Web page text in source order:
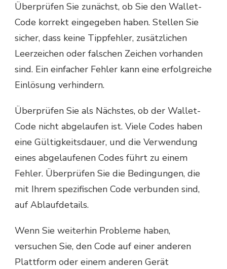
Überprüfen Sie zunächst, ob Sie den Wallet-
Code korrekt eingegeben haben. Stellen Sie
sicher, dass keine Tippfehler, zusätzlichen
Leerzeichen oder falschen Zeichen vorhanden
sind. Ein einfacher Fehler kann eine erfolgreiche
Einlösung verhindern.
Überprüfen Sie als Nächstes, ob der Wallet-
Code nicht abgelaufen ist. Viele Codes haben
eine Gültigkeitsdauer, und die Verwendung
eines abgelaufenen Codes führt zu einem
Fehler. Überprüfen Sie die Bedingungen, die
mit Ihrem spezifischen Code verbunden sind,
auf Ablaufdetails.
Wenn Sie weiterhin Probleme haben,
versuchen Sie, den Code auf einer anderen
Plattform oder einem anderen Gerät